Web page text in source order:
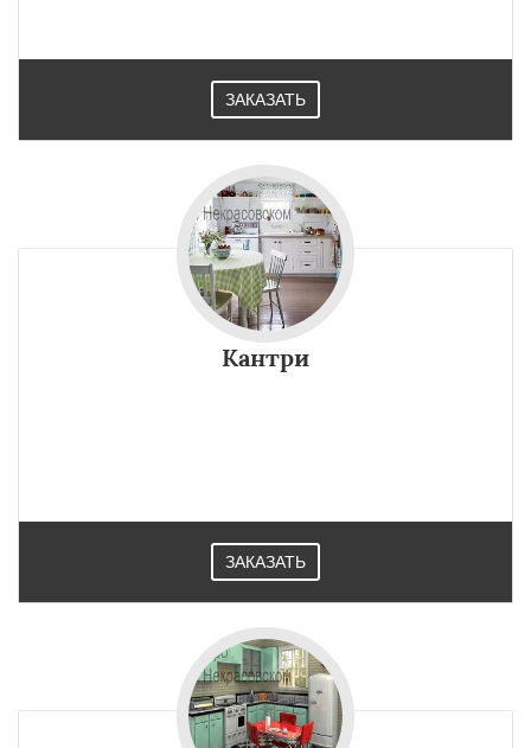
ЗАКАЗАТЬ
Кантри
ЗАКАЗАТЬ